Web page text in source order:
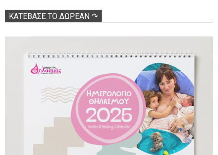
ΚΑΤΕΒΑΣΕ ΤΟ ΔΩΡΕΑΝ ↷